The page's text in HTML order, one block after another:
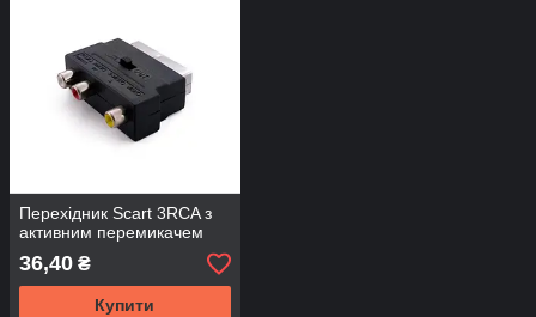
Перехідник Scart 3RCA з
активним перемикачем
36,40 ₴
Купити